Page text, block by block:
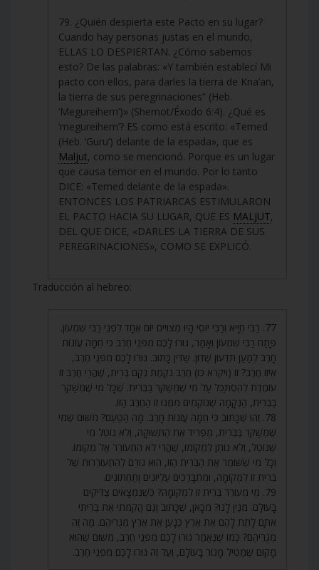
79. ¿Quién despierta este Pacto en su lugar?
Cuando hay personas justas en el mundo,
ELLAS LO DESPIERTAN. ¿Cómo sabemos
esto? De las palabras: «Y también establecí Mi
pacto con ellos, para darles la tierra de Kna’an,
la tierra de sus peregrinaciones” (Heb.
‘Megureihem’)» (Shemot/Éxodo 6:4). ¿Qué es
‘megureihem’? ES como está escrito: «Temed
(Heb. ‘Guru’) delante de la espada», que es
Maljut, como se mencionó. Porque es un lugar
que causa temor en el mundo. Por lo tanto
DICE: «Temed delante de la espada».
ENTONCES LOS PATRIARCAS ESTIMULARON
EL PACTO HACIA SU LUGAR, QUE ES MALJUT,
DEL QUE DICE, «DARLES LA TIERRA DE SUS
PEREGRINACIONES», COMO SE EXPLICÓ.
Traducción al hebreo:
77. רַבִּי חִיָּיא וְרַבִּי יוֹסֵי הָיוּ מְצוּיִים יוֹם אֶחָד לִפְנֵי רַבִּי שִׁמְעוֹן.
פָּתַח רַבִּי שִׁמְעוֹן וְאָמַר, גּוּרוּ לָכֶם מִפְּנֵי חֶרֶב כִּי חֵמָה עֲוֹנוֹת
חָרֶב לְמַעַן תֵּדְעוּן שַׁדּוּן. שַׁדִּין כָּתוּב. גּוּרוּ לָכֶם מִפְּנֵי חֶרֶב,
אֵיזוֹ חֶרֶב? זוֹ (ויקרא כו) חֶרֶב נֹקֶמֶת נְקַם בְּרִית, שֶׁהֲרֵי חֶרֶב זוֹ
עוֹמֶדֶת לְהִסְתַּכֵּל עַל מִי שֶׁמְּשַׁקֵּר בַּבְּרִית. שֶׁכָּל מִי שֶׁמְּשַׁקֵּר
בַּבְּרִית, הַנְּקָמָה שֶׁנּוֹקְמִים מִמֶּנּוּ זוֹ הַחֶרֶב הַזּוֹ.
78. זֶהוּ שֶׁכָּתוּב כִּי חֵמָה עֲוֹנוֹת חָרֶב. מָה הַטַּעַם? מִשּׁוּם שֶׁמִּי
שֶׁמְּשַׁקֵּר בַּבְּרִית, מַפְרִיד אֶת הַתְּשׁוּקָה, וְלֹא נוֹטֵל מִי
שֶׁנּוֹטֵל, וְלֹא נוֹתֵן לִמְקוֹמוֹ, שֶׁהֲרֵי לֹא הִתְעוֹרֵר אֶל מְקוֹמוֹ.
וְכָל מִי שֶׁשּׁוֹמֵר אֶת הַבְּרִית הַזּוֹ, הוּא גוֹרֵם לַהִתְעוֹרְרוּת שֶׁל
בְּרִית זוֹ לִמְקוֹמָהּ, וּמִתְבָּרְכִים עֶלְיוֹנִים וְתַחְתּוֹנִים.
79. מִי מְעוֹרֵר בְּרִית זוֹ לִמְקוֹמָהּ? כְּשֶׁנִּמְצָאִים צַדִּיקִים
בָּעוֹלָם. מִנַּיִן לָנוּ? מִכָּאן, שֶׁכָּתוּב וְגַם הֲקִמֹתִי אֶת בְּרִיתִי
אִתָּם לָתֵת לָהֶם אֶת אֶרֶץ כְּנָעַן אֵת אֶרֶץ מְגֻרֵיהֶם. מַה זֶּה
מְגֻרֵיהֶם? כְּמוֹ שֶׁנֶּאֱמַר גּוּרוּ לָכֶם מִפְּנֵי חֶרֶב, מִשּׁוּם שֶׁהוּא
מָקוֹם שֶׁמַּטִּיל מָגוֹר בָּעוֹלָם, וְעַל זֶה גּוּרוּ לָכֶם מִפְּנֵי חֶרֶב.